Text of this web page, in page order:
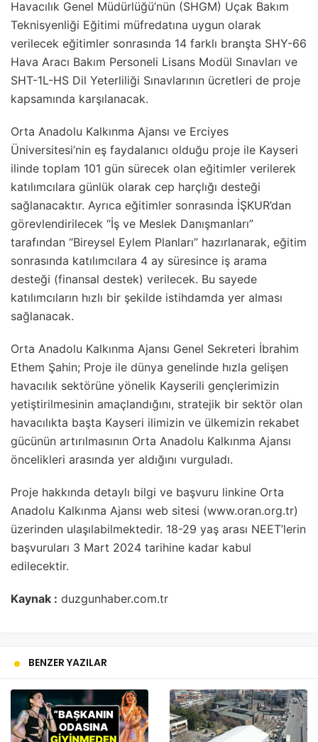
Havacılık Genel Müdürlüğü’nün (SHGM) Uçak Bakım
Teknisyenliği Eğitimi müfredatına uygun olarak
verilecek eğitimler sonrasında 14 farklı branşta SHY-66
Hava Aracı Bakım Personeli Lisans Modül Sınavları ve
SHT-1L-HS Dil Yeterliliği Sınavlarının ücretleri de proje
kapsamında karşılanacak.
Orta Anadolu Kalkınma Ajansı ve Erciyes
Üniversitesi’nin eş faydalanıcı olduğu proje ile Kayseri
ilinde toplam 101 gün sürecek olan eğitimler verilerek
katılımcılara günlük olarak cep harçlığı desteği
sağlanacaktır. Ayrıca eğitimler sonrasında İŞKUR’dan
görevlendirilecek “İş ve Meslek Danışmanları”
tarafından “Bireysel Eylem Planları” hazırlanarak, eğitim
sonrasında katılımcılara 4 ay süresince iş arama
desteği (finansal destek) verilecek. Bu sayede
katılımcıların hızlı bir şekilde istihdamda yer alması
sağlanacak.
Orta Anadolu Kalkınma Ajansı Genel Sekreteri İbrahim
Ethem Şahin; Proje ile dünya genelinde hızla gelişen
havacılık sektörüne yönelik Kayserili gençlerimizin
yetiştirilmesinin amaçlandığını, stratejik bir sektör olan
havacılıkta başta Kayseri ilimizin ve ülkemizin rekabet
gücünün artırılmasının Orta Anadolu Kalkınma Ajansı
öncelikleri arasında yer aldığını vurguladı.
Proje hakkında detaylı bilgi ve başvuru linkine Orta
Anadolu Kalkınma Ajansı web sitesi (www.oran.org.tr)
üzerinden ulaşılabilmektedir. 18-29 yaş arası NEET’lerin
başvuruları 3 Mart 2024 tarihine kadar kabul
edilecektir.
Kaynak : duzgunhaber.com.tr
BENZER YAZILAR